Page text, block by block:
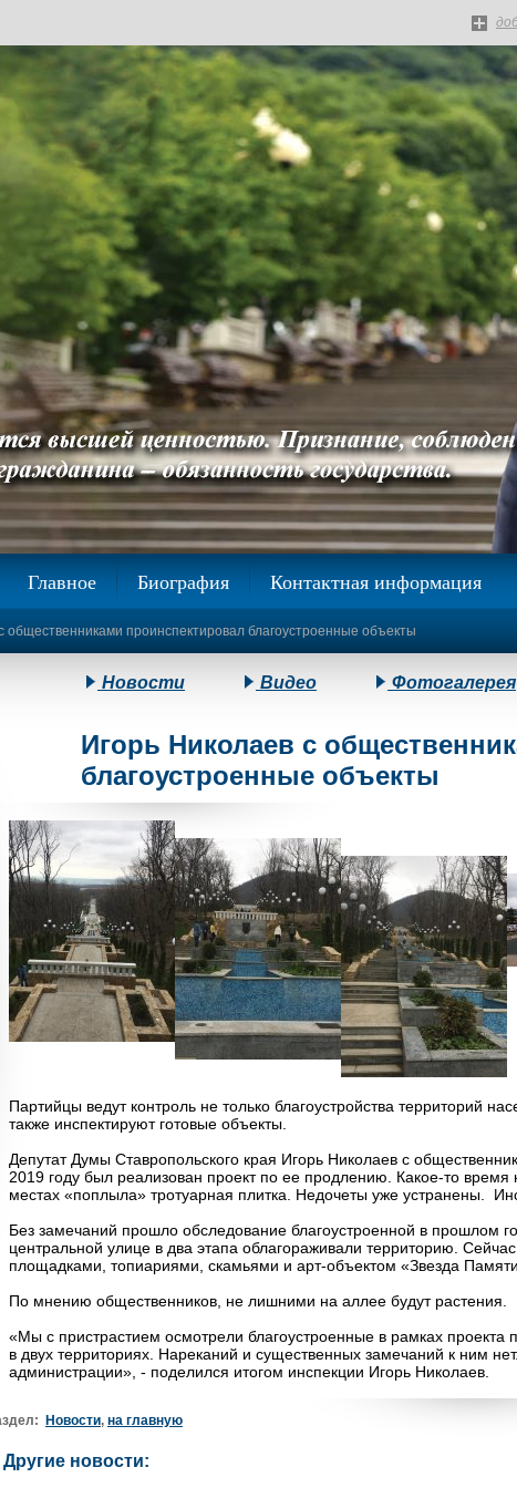
Главное Биография Контактная информация
общественниками проинспектировал благоустроенные объекты
Новости Видео Фотогалерея
Игорь Николаев с
благоустроенные объекты
Партийцы ведут контроль не только благоустройства территорий
также инспектируют готовые объекты.
Депутат Думы Ставропольского края Игорь Николаев с
2019 году был реализован проект по ее продлению. Какое-то
местах «поплыла» тротуарная плитка. Недочеты уже устранены.
Без замечаний прошло обследование благоустроенной в прошлом
центральной улице в два этапа облагораживали территорию.
площадками, топиариями, скамьями и арт-объектом «Звезда
По мнению общественников, не лишними на аллее будут растения.
«Мы с пристрастием осмотрели благоустроенные в рамках
в двух территориях. Нареканий и существенных замечаний к ним
администрации», - поделился итогом инспекции Игорь Николаев.
Новости, на главную
Другие новости: